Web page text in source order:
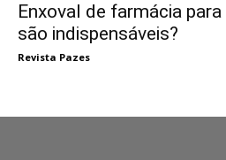
Enxoval de farmácia
são indispensáveis?
Revista Pazes